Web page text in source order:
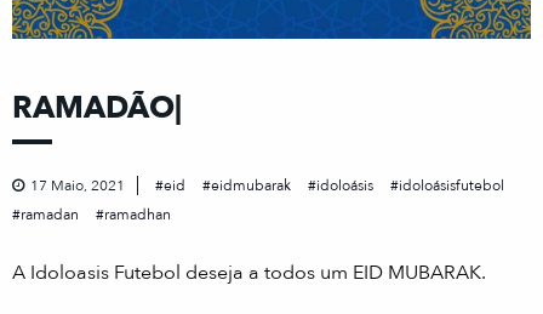
RAMADÃO|
17 Maio, 2021 eid eidmubarak idoloásis
idoloásisfutebol
ramadan
ramadhan
A Idoloasis Futebol deseja a todos um EID MUBARAK.